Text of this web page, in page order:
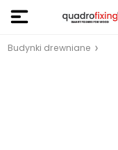
Budynki drewniane